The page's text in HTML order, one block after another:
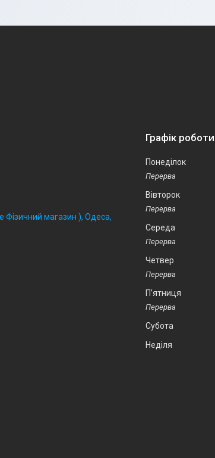
магазин ), Одеса,
Графік роботи
Понеділок
Вівторок
Середа
Четвер
Пʼятниця
Субота
Неділя